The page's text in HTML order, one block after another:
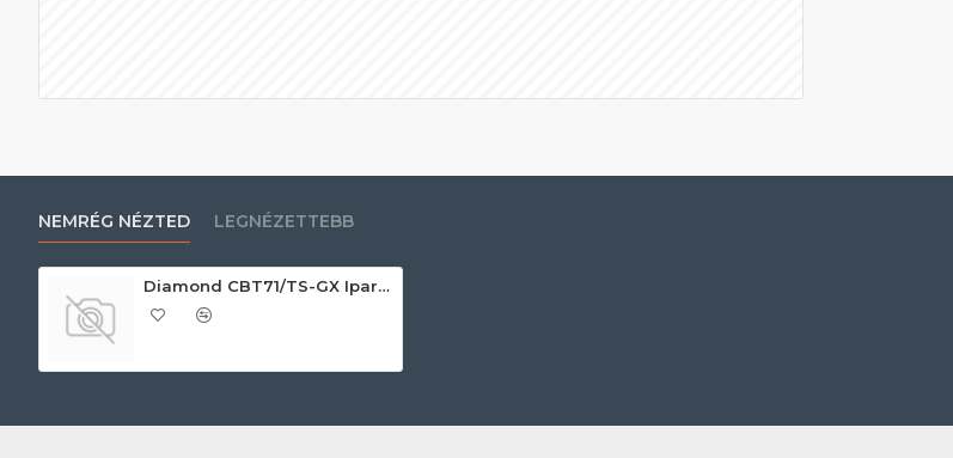
NEMRÉG NÉZTED LEGNÉZETTEBB
Diamond CBT71/TS-GX Ipari sokkoló hűtő-fagyasztó